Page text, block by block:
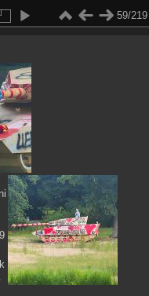
59/219